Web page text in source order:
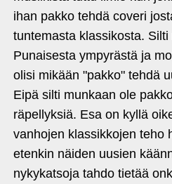
ihan pakko tehdä coveri
tuntemasta klassikosta.
Punaisesta ympyrästä ja
olisi mikään "pakko" tehdä
Eipä silti munkaan ole
räpellyksiä. Esa on kyllä
vanhojen klassikkojen teho
etenkin näiden uusien
nykykatsoja tahdo tietää